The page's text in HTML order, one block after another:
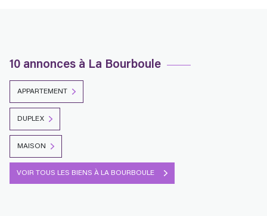
10 annonces à La Bourboule
APPARTEMENT
DUPLEX
MAISON
VOIR TOUS LES BIENS À LA BOURBOULE